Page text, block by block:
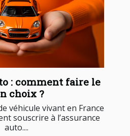
: comment faire le
choix ?
véhicule vivant en France
souscrire à l’assurance
auto....